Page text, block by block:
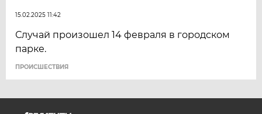
15.02.2025 11:42
Случай произошел 14 февраля в городском
парке.
ПРОИСШЕСТВИЯ